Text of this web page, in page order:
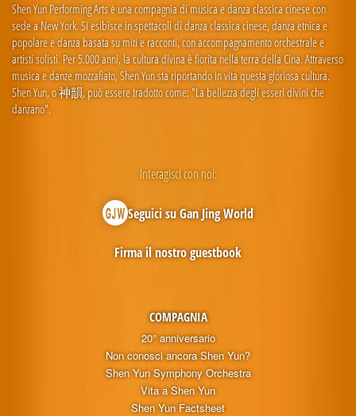
Shen Yun Performing Arts è una compagnia di musica e danza classica cinese con
sede a New York. Si esibisce in spettacoli di danza classica cinese, danza etnica e
popolare e danza basata su miti e racconti, con accompagnamento orchestrale e
artisti solisti. Per 5.000 anni, la cultura divina è fiorita nella terra della Cina. Attraverso
musica e danze mozzafiato, Shen Yun sta riportando in vita questa gloriosa cultura.
Shen Yun, o 神韻, può essere tradotto come: "La bellezza degli esseri divini che
danzano".
COMPAGNIA
20° anniversario
Non conosci ancora Shen Yun?
Shen Yun Symphony Orchestra
Vita a Shen Yun
Shen Yun Factsheet
Interagisci con noi:
Seguici su Gan Jing World
Firma il nostro guestbook